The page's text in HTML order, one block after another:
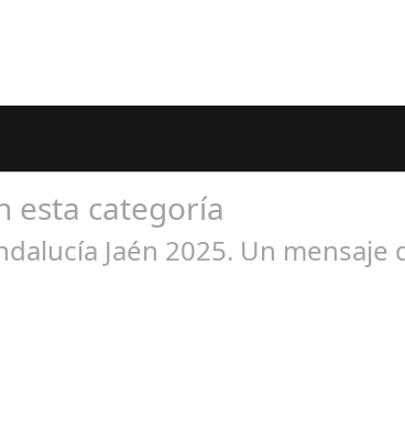
esta categoría
Jaén 2025. Un